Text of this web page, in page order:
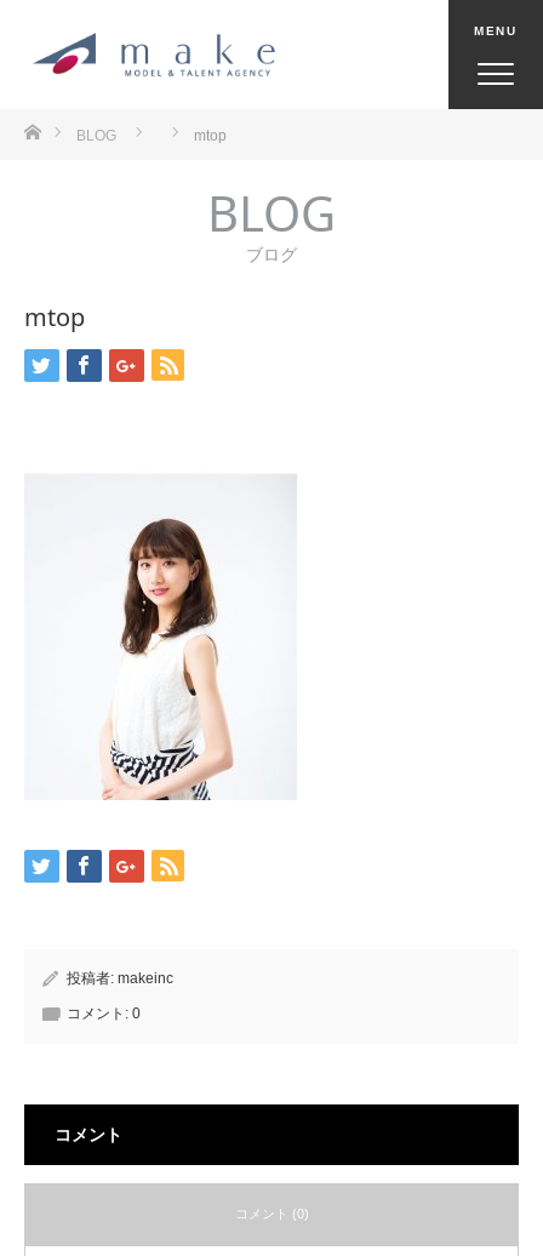
ホームBLOG mtop
BLOG
ブログ
mtop
投稿者: makeinc
コメント: 0
コメント
コメント (0)